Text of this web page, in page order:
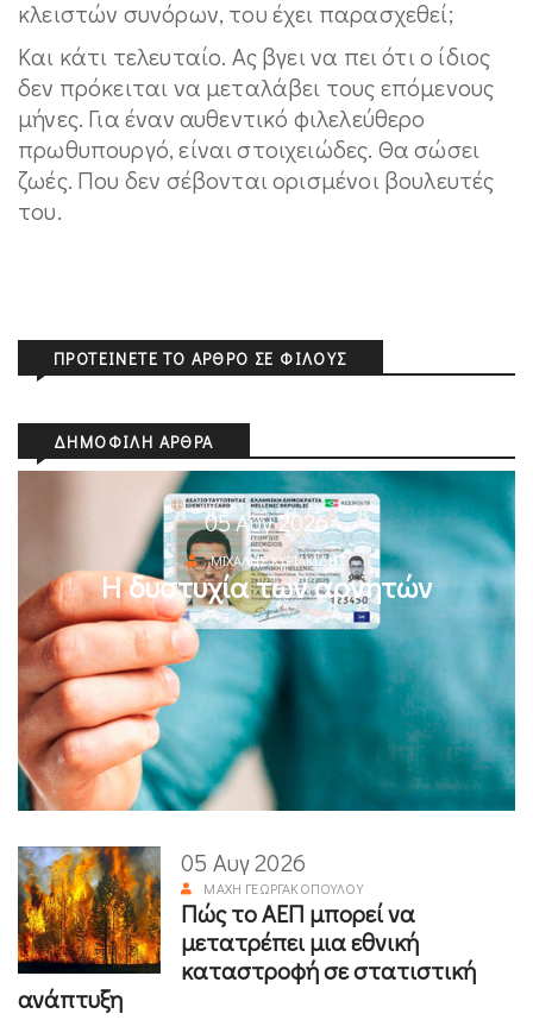
κλειστών συνόρων, του έχει παρασχεθεί;
Και κάτι τελευταίο. Ας βγει να πει ότι ο ίδιος
δεν πρόκειται να μεταλάβει τους επόμενους
μήνες. Για έναν αυθεντικό φιλελεύθερο
πρωθυπουργό, είναι στοιχειώδες. Θα σώσει
ζωές. Που δεν σέβονται ορισμένοι βουλευτές
του.
ΠΡΟΤΕΊΝΕΤΕ ΤΟ ΆΡΘΡΟ ΣΕ ΦΊΛΟΥΣ
ΔΗΜΟΦΙΛΉ ΆΡΘΡΑ
05 Αυγ 2026
ΜΙΧΆΛΗΣ ΚΥΡΙΑΚΊΔΗΣ
Η δυστυχία των αρνητών
05 Αυγ 2026
ΜΆΧΗ ΓΕΩΡΓΑΚΟΠΟΎΛΟΥ
Πώς το ΑΕΠ μπορεί να
μετατρέπει μια εθνική
καταστροφή σε στατιστική
ανάπτυξη